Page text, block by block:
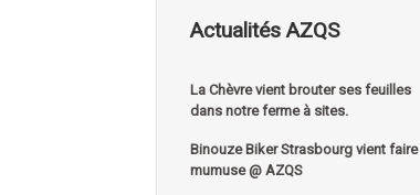
Actualités AZQS
La Chèvre vient brouter ses feuilles
dans notre ferme à sites.
Binouze Biker Strasbourg vient faire
mumuse @ AZQS